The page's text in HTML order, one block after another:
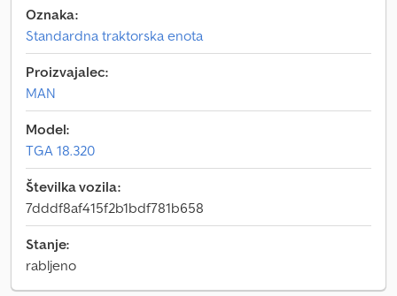
Oznaka:
Standardna traktorska enota
Proizvajalec:
MAN
Model:
TGA 18.320
Številka vozila:
7dddf8af415f2b1bdf781b658
Stanje:
rabljeno